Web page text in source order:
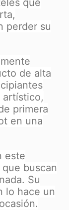
perder su
de alta
artístico,
primera
en una
este
buscan
Su
lo hace un